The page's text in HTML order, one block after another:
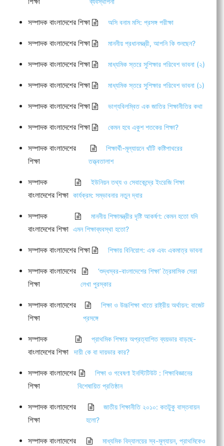
সম্পাদক বাংলাদেশের শিক্ষা অসি বনাম মসি: প্রসঙ্গ পরীক্ষা
সম্পাদক বাংলাদেশের শিক্ষা মাননীয় প্রধানমন্ত্রী, আপনি কি শুনছেন?
সম্পাদক বাংলাদেশের শিক্ষা মাধ্যমিক স্তরে সুশিক্ষার পরিবেশ ভাবনা (২)
সম্পাদক বাংলাদেশের শিক্ষা মাধ্যমিক স্তরে সুশিক্ষার পরিবেশ ভাবনা (১)
সম্পাদক বাংলাদেশের শিক্ষা ভাগ্যবিলম্বিত এক জাতির শিক্ষানীতির কথা
সম্পাদক বাংলাদেশের শিক্ষা কেমন হবে একুশ শতকের শিক্ষা?
সম্পাদক বাংলাদেশের
শিক্ষা
শিক্ষার্থী-মূল্যায়নে খাঁটি কষ্টিপাথরের
তত্ত্বতালাশ
সম্পাদক
বাংলাদেশের শিক্ষা
ইউনিয়ন তথ্য ও সেবাকেন্দ্রে ইংরেজি শিক্ষা
কার্যক্রম: সম্ভাবনার নতুন দ্বার
সম্পাদক
বাংলাদেশের শিক্ষা
মাননীয় শিক্ষামন্ত্রীর দৃষ্টি আকর্ষণ: কেমন হতো যদি
এমন শিক্ষাব্যবস্থা হতো?
সম্পাদক বাংলাদেশের শিক্ষা শিক্ষায় বিনিয়োগ: এক এবং একমাত্র ভাবনা
সম্পাদক বাংলাদেশের
শিক্ষা
‘শুদ্ধস্বর-বাংলাদেশের শিক্ষা’ ত্রৈমাসিক সেরা
লেখা পুরস্কার
সম্পাদক বাংলাদেশের
শিক্ষা
শিক্ষা ও উচ্চশিক্ষা খাতে রাষ্ট্রীয় অর্থায়ন: বাজেট
প্রসঙ্গে
সম্পাদক
বাংলাদেশের শিক্ষা
প্রাথমিক শিক্ষার অপ্রত্যাশিত ব্যয়ভার বাড়ছে-
দায়ী কে বা দায়ভার কার?
সম্পাদক বাংলাদেশের
শিক্ষা
শিক্ষা ও গবেষণা ইনস্টিটিউট : শিক্ষাবিজ্ঞানের
বিশেষায়িত প্রতিষ্ঠান
সম্পাদক বাংলাদেশের
শিক্ষা
জাতীয় শিক্ষানীতি ২০১০: কতটুকু বাস্তবায়ন
হলো?
সম্পাদক বাংলাদেশের
মাধ্যমিক বিদ্যালয়ের স্ব-মূল্যায়ন, প্রাথমিকেও